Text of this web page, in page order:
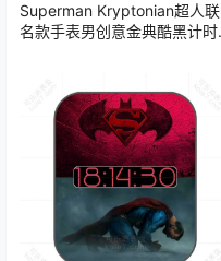
Superman Kryptonian超人联
名款手表男创意金典酷黑计时